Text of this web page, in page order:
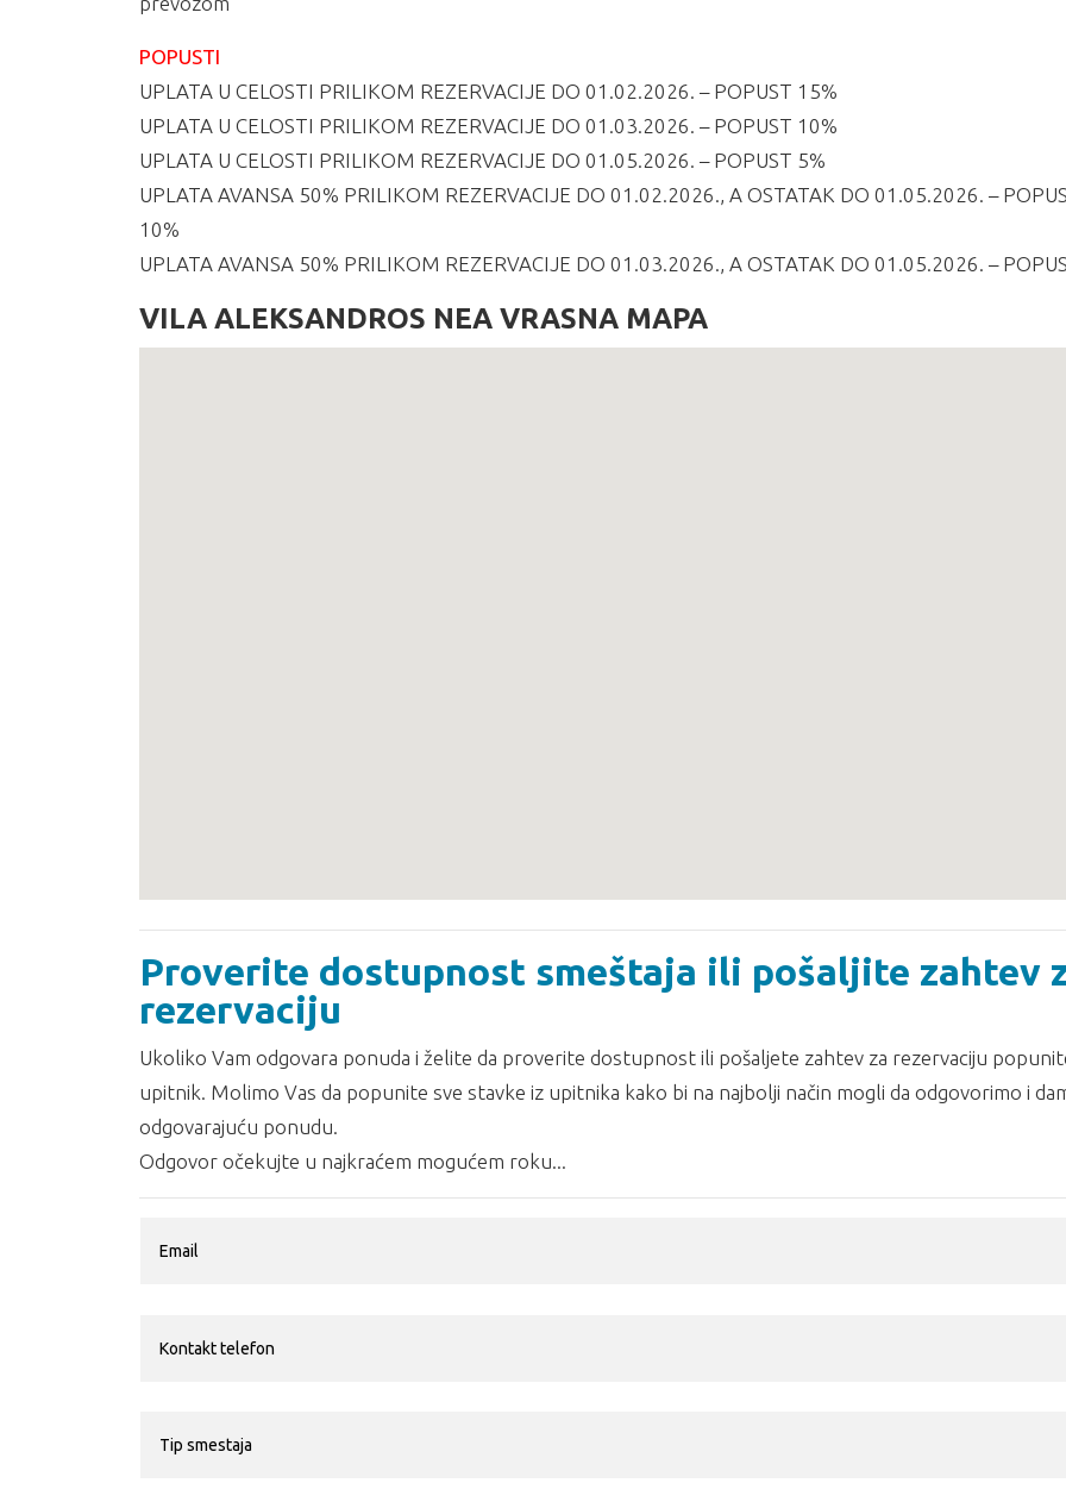
POPUSTI
UPLATA U CELOSTI PRILIKOM REZERVACIJE DO 01.02.2026. – POPUST 15%
UPLATA U CELOSTI PRILIKOM REZERVACIJE DO 01.03.2026. – POPUST 10%
UPLATA U CELOSTI PRILIKOM REZERVACIJE DO 01.05.2026. – POPUST 5%
UPLATA AVANSA 50% PRILIKOM REZERVACIJE DO 01.02.2026., A OSTATAK DO 01.05.2026. –
10%
UPLATA AVANSA 50% PRILIKOM REZERVACIJE DO 01.03.2026., A OSTATAK DO 01.05.2026. –
VILA ALEKSANDROS NEA VRASNA MAPA
Proverite dostupnost smeštaja ili pošaljite zahtev
rezervaciju
Ukoliko Vam odgovara ponuda i želite da proverite dostupnost ili pošaljete zahtev za rezervaciju
upitnik. Molimo Vas da popunite sve stavke iz upitnika kako bi na najbolji način mogli da odgovorimo i
odgovarajuću ponudu.
Odgovor očekujte u najkraćem mogućem roku...